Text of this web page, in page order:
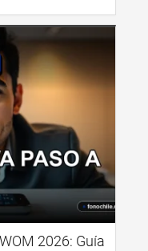
2026: Guía